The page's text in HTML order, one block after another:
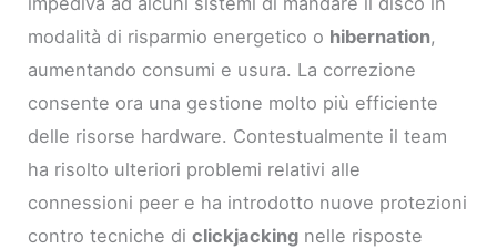
modalità di risparmio energetico o hibernation,
aumentando consumi e usura. La correzione
consente ora una gestione molto più efficiente
delle risorse hardware. Contestualmente il team
ha risolto ulteriori problemi relativi alle
connessioni peer e ha introdotto nuove protezioni
contro tecniche diclickjacking nelle risposte